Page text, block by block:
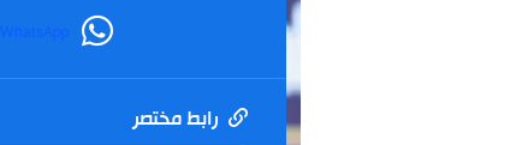
WhatsApp
رابط مختصر